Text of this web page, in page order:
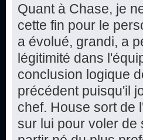
Quant à Chase, je
cette fin pour le
a évolué, grandi, a
légitimité dans
conclusion logique
précédent puisqu'il
chef. House sort de
sur lui pour voler de